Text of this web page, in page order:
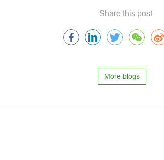
Share this post
More blogs